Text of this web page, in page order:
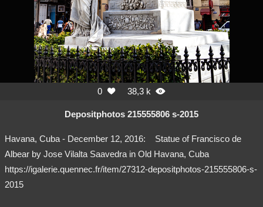
0  38,3 k 
Depositphotos 215555806 s-2015
Havana, Cuba - December 12, 2016:
Statue of Francisco de
Albear by Jose Vilalta Saavedra in Old Havana, Cuba
https://igalerie.quennec.fr/item/27312-depositphotos-215555806-s-
2015